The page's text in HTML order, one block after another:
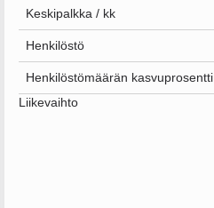
Keskipalkka / kk
Henkilöstö
Henkilöstömäärän kasvuprosentti
Liikevaihto